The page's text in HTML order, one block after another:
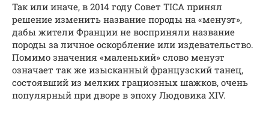
Так или иначе, в 2014 году Совет TICA принял
решение изменить название породы на «менуэт»,
дабы жители Франции не восприняли название
породы за личное оскорбление или издевательство.
Помимо значения «маленький» слово менуэт
означает так же изысканный французский танец,
состоявший из мелких грациозных шажков, очень
популярный при дворе в эпоху Людовика XIV.